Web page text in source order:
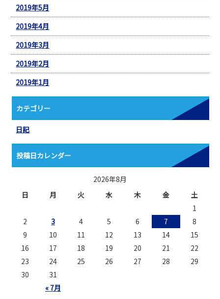
2019年5月
2019年4月
2019年3月
2019年2月
2019年1月
カテゴリー
日記
投稿日カレンダー
2026年8月
日
月 火 水 木 金 土
« 7月
1
2
3 4 5 6 7
8
9
10 11 12 13 14
15
16
17 18 19 20 21
22
23
24 25 26 27 28
29
30
31